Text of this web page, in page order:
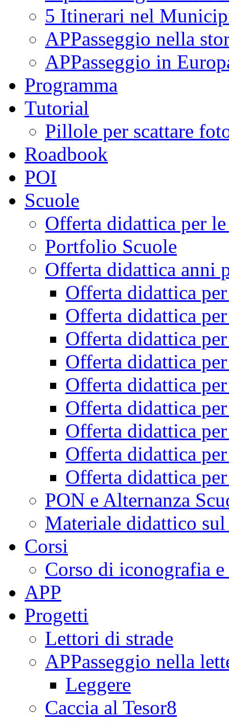
5 Itinerari nel
APPasseggio nella
APPasseggio in
Programma
Tutorial
Pillole per scattare
Roadbook
POI
Scuole
Offerta didattica per
Portfolio Scuole
Offerta didattica anni
Offerta didattica
Offerta didattica
Offerta didattica
Offerta didattica
Offerta didattica
Offerta didattica
Offerta didattica
Offerta didattica
Offerta didattica
PON e Alternanza
Materiale didattico
Corsi
Corso di iconografia
APP
Progetti
Lettori di strade
APPasseggio nella
Leggere
Caccia al Tesor8